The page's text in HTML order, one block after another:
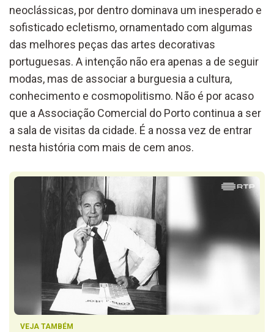
neoclássicas, por dentro dominava um inesperado e
sofisticado ecletismo, ornamentado com algumas
das melhores peças das artes decorativas
portuguesas. A intenção não era apenas a de seguir
modas, mas de associar a burguesia a cultura,
conhecimento e cosmopolitismo. Não é por acaso
que a Associação Comercial do Porto continua a ser
a sala de visitas da cidade. É a nossa vez de entrar
nesta história com mais de cem anos.
VEJA TAMBÉM